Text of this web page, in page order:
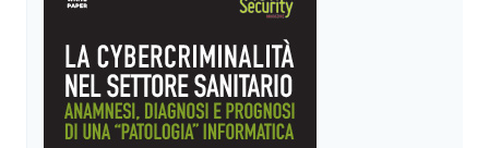
SICUREZZA